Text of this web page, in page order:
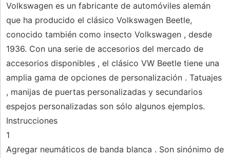
Volkswagen es un fabricante de automóviles alemán
que ha producido el clásico Volkswagen Beetle,
conocido también como insecto Volkswagen , desde
1936. Con una serie de accesorios del mercado de
accesorios disponibles , el clásico VW Beetle tiene una
amplia gama de opciones de personalización . Tatuajes
, manijas de puertas personalizadas y secundarios
espejos personalizadas son sólo algunos ejemplos.
Instrucciones
1
Agregar neumáticos de banda blanca . Son sinónimo de